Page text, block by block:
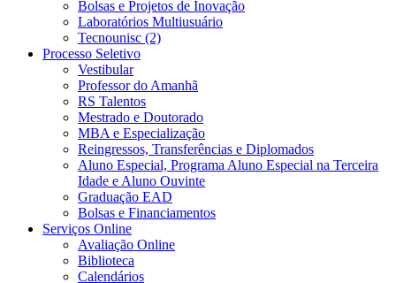
Bolsas e Projetos de Inovação
Laboratórios Multiusuário
Tecnounisc (2)
Processo Seletivo
Vestibular
Professor do Amanhã
RS Talentos
Mestrado e Doutorado
MBA e Especialização
Reingressos, Transferências e Diplomados
Aluno Especial, Programa Aluno Especial na Terceira
Idade e Aluno Ouvinte
Graduação EAD
Bolsas e Financiamentos
Serviços Online
Avaliação Online
Biblioteca
Calendários